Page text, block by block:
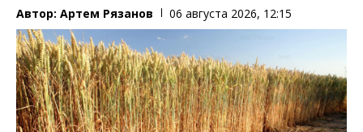
Автор: Артем Рязанов 06 августа 2026, 12:15